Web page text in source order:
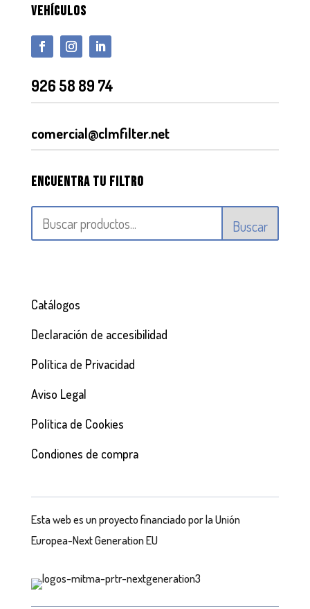
VEHÍCULOS
926 58 89 74
comercial@clmfilter.net
Encuentra tu filtro
Buscar
Catálogos
Declaración de accesibilidad
Política de Privacidad
Aviso Legal
Política de Cookies
Condiones de compra
Esta web es un proyecto financiado por la Unión
Europea-Next Generation EU